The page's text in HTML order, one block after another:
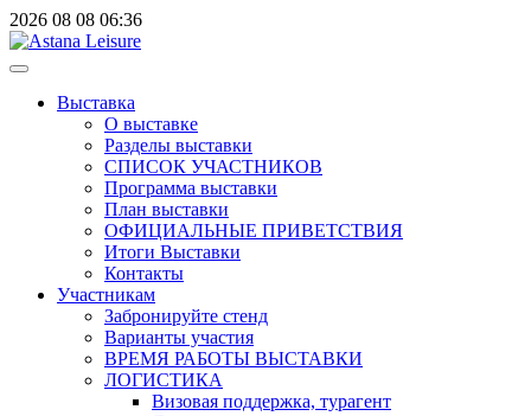
2026 08 08 06:36
Выставка
О выставке
Разделы выставки
СПИСОК УЧАСТНИКОВ
Программа выставки
План выставки
ОФИЦИАЛЬНЫЕ ПРИВЕТСТВИЯ
Итоги Выставки
Контакты
Участникам
Забронируйте стенд
Варианты участия
ВРЕМЯ РАБОТЫ ВЫСТАВКИ
ЛОГИСТИКА
Визовая поддержка, турагент